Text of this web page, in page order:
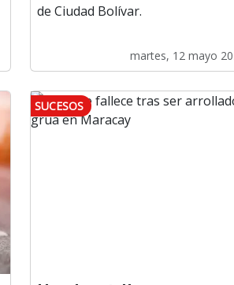
de Ciudad Bolívar.
martes, 12 mayo
SUCESOS